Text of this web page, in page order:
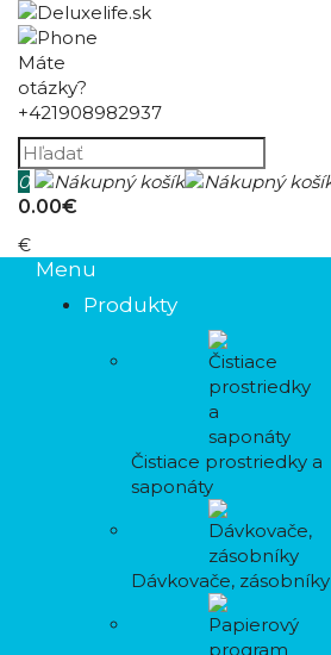
Máte
otázky?
+421908982937
0
0.00€
€
Menu
Produkty
Čistiace prostriedky a
saponáty
Dávkovače, zásobníky